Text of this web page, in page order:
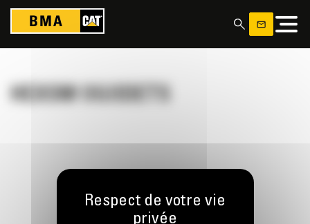
HEXSM OGODETS
Panneau de gestion des cookies